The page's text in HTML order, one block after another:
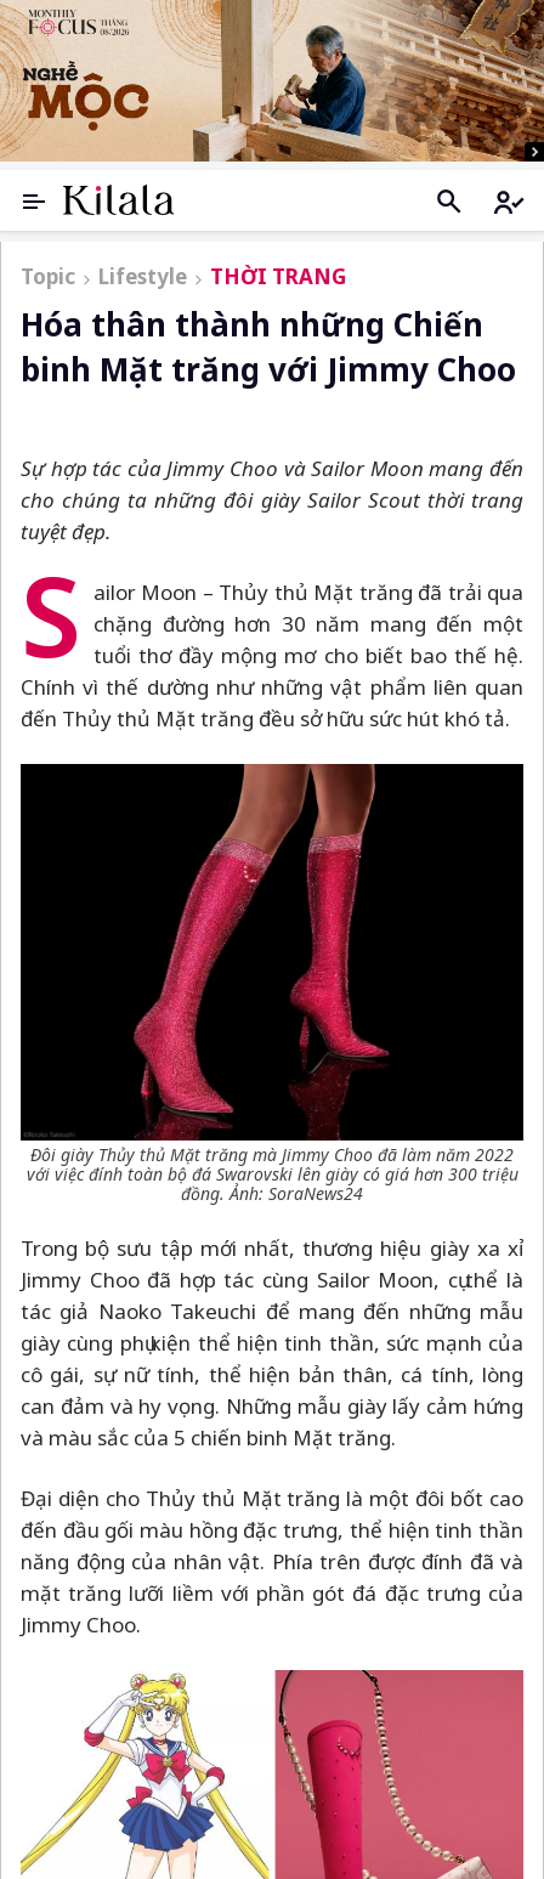
Topic Lifestyle THỜI TRANG
Hóa thân thành những Chiến
binh Mặt trăng với Jimmy Choo
Sự hợp tác của Jimmy Choo và Sailor Moon mang đến
cho chúng ta những đôi giày Sailor Scout thời trang
tuyệt đẹp.
S ailor Moon – Thủy thủ Mặt trăng đã trải qua
chặng đường hơn 30 năm mang đến một
tuổi thơ đầy mộng mơ cho biết bao thế hệ.
Chính vì thế dường như những vật phẩm liên quan
đến Thủy thủ Mặt trăng đều sở hữu sức hút khó tả.
Đôi giày Thủy thủ Mặt trăng mà Jimmy Choo đã làm năm 2022
với việc đính toàn bộ đá Swarovski lên giày có giá hơn 300 triệu
đồng. Ảnh: SoraNews24
Trong bộ sưu tập mới nhất, thương hiệu giày xa xỉ
Jimmy Choo đã hợp tác cùng Sailor Moon, cụ thể là
tác giả Naoko Takeuchi để mang đến những mẫu
giày cùng phụ kiện thể hiện tinh thần, sức mạnh của
cô gái, sự nữ tính, thể hiện bản thân, cá tính, lòng
can đảm và hy vọng. Những mẫu giày lấy cảm hứng
và màu sắc của 5 chiến binh Mặt trăng.
Đại diện cho Thủy thủ Mặt trăng là một đôi bốt cao
đến đầu gối màu hồng đặc trưng, thể hiện tinh thần
năng động của nhân vật. Phía trên được đính đã và
mặt trăng lưỡi liềm với phần gót đá đặc trưng của
Jimmy Choo.